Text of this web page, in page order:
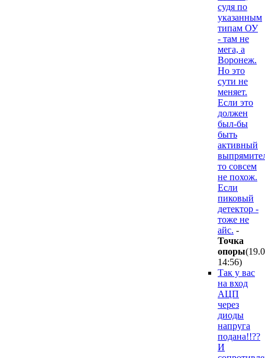
судя по
указанным
типам ОУ
- там не
мега, а
Воронеж.
Но это
сути не
меняет.
Если это
должен
был-бы
быть
активный
то совсем
не похож.
Если
пиковый
детектор -
тоже не
айс. -
Точка
опоры
14:56)
Так у вас
на вход
АЦП
через
диоды
напруга
подана!!??
И